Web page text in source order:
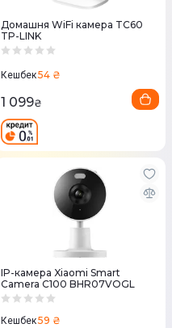
Домашня WiFi камера TC60
TP-LINK
Кешбек54 ₴
1 099₴
IP-камера Xiaomi Smart
Camera C100 BHR07VOGL
Кешбек59 ₴